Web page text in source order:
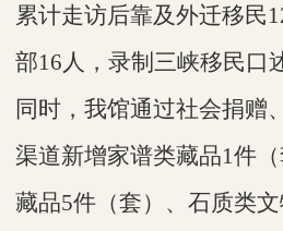
累计走访后靠及外迁移民
部16人，录制三峡移民口
同时，我馆通过社会捐赠
渠道新增家谱类藏品1件
藏品5件（套）、石质类